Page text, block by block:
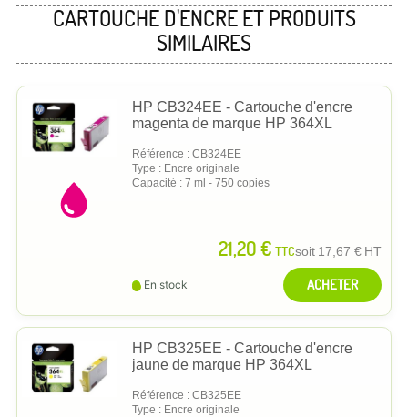
CARTOUCHE D'ENCRE ET PRODUITS
SIMILAIRES
HP CB324EE - Cartouche d'encre
magenta de marque HP 364XL
Référence : CB324EE
Type : Encre originale
Capacité : 7 ml - 750 copies
21,20 € TTCsoit 17,67 € HT
En stock ACHETER
HP CB325EE - Cartouche d'encre
jaune de marque HP 364XL
Référence : CB325EE
Type : Encre originale